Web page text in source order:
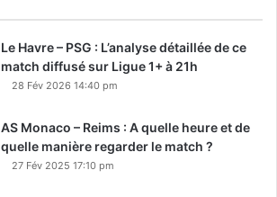
Le Havre – PSG : L’analyse détaillée de ce
match diffusé sur Ligue 1+ à 21h
28 Fév 2026 14:40 pm
AS Monaco – Reims : A quelle heure et de
quelle manière regarder le match ?
27 Fév 2025 17:10 pm